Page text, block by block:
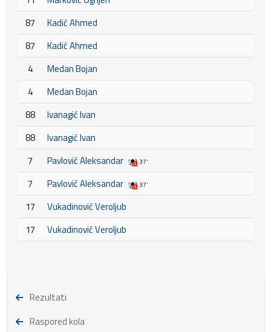
87
Kadić Ahmed
87
Kadić Ahmed
4
Medan Bojan
4
Medan Bojan
88
Ivanagić Ivan
88
Ivanagić Ivan
7
Pavlović Aleksandar 37'
7 Pavlović Aleksandar 37'
17
Vukadinović Veroljub
17
Vukadinović Veroljub
Rezultati
Raspored kola